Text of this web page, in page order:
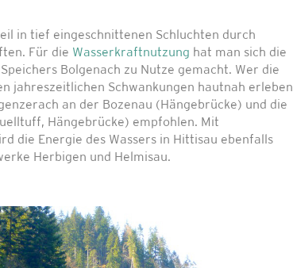
in tief eingeschnittenen Schluchten durch
Für die Wasserkraftnutzung hat man sich die
Bolgenach zu Nutze gemacht. Wer die
jahreszeitlichen Schwankungen hautnah erleben
an der Bozenau (Hängebrücke) und die
Hängebrücke) empfohlen. Mit
die Energie des Wassers in Hittisau ebenfalls
Herbigen und Helmisau.